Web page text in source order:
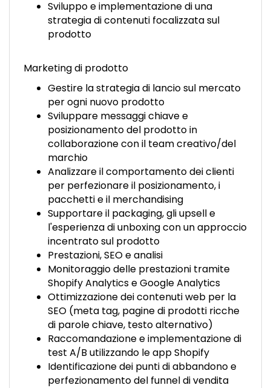
Sviluppo e implementazione di una
strategia di contenuti focalizzata sul
prodotto
Marketing di prodotto
Gestire la strategia di lancio sul mercato
per ogni nuovo prodotto
Sviluppare messaggi chiave e
posizionamento del prodotto in
collaborazione con il team creativo/del
marchio
Analizzare il comportamento dei clienti
per perfezionare il posizionamento, i
pacchetti e il merchandising
Supportare il packaging, gli upsell e
l'esperienza di unboxing con un approccio
incentrato sul prodotto
Prestazioni, SEO e analisi
Monitoraggio delle prestazioni tramite
Shopify Analytics e Google Analytics
Ottimizzazione dei contenuti web per la
SEO (meta tag, pagine di prodotti ricche
di parole chiave, testo alternativo)
Raccomandazione e implementazione di
test A/B utilizzando le app Shopify
Identificazione dei punti di abbandono e
perfezionamento del funnel di vendita